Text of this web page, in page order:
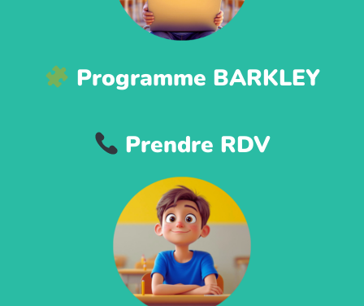
Programme BARKLEY
Prendre RDV